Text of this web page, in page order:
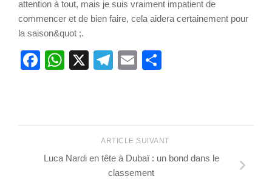
attention à tout, mais je suis vraiment impatient de
commencer et de bien faire, cela aidera certainement pour
la saison&quot ;.
Facebook
WhatsApp
X Telegram
Email
ARTICLE SUIVANT
Luca Nardi en tête à Dubaï : un bond dans le
classement